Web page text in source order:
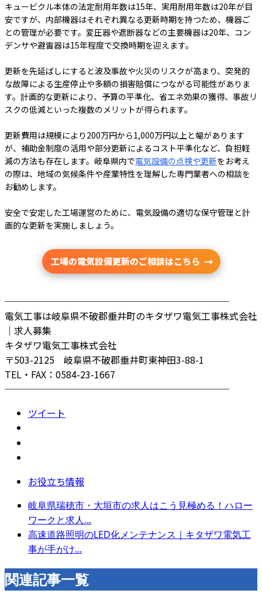
キュービクル本体の法定耐用年数は15年、実用耐用年数は20年が目
安ですが、内部機器はそれぞれ異なる更新時期を持つため、機器ご
との管理が必要です。変圧器や遮断器などの主要機器は20年、コン
デンサや避雷器は15年程度で交換時期を迎えます。
更新を先延ばしにすると波及事故や火災のリスクが高まり、突発的
な故障による生産停止や多額の損害賠償につながる可能性がありま
す。計画的な更新により、予算の平準化、省エネ効果の獲得、事故リ
スクの低減といった複数のメリットが得られます。
更新費用は規模により200万円から1,000万円以上と幅があります
が、補助金制度の活用や部分更新によるコスト平準化など、負担軽
減の方法も存在します。岐阜県内で電気設備の点検や更新をお考え
の際は、地域の気候条件や産業特性を理解した専門業者への相談を
お勧めします。
安全で安定した工場運営のために、電気設備の適切な保守管理と計
画的な更新を実施しましょう。
工場の電気設備更新のご相談はこちら
────────────────────────
電気工事は岐阜県不破郡垂井町のキタザワ電気工事株式会社
｜求人募集
キタザワ電気工事株式会社
〒503-2125 岐阜県不破郡垂井町東神田3-88-1
TEL・FAX：0584-23-1667
────────────────────────
ツイート
お役立ち情報
岐阜県瑞穂市・大垣市の求人はこう見極める！ハロー
ワークと求人...
高速道路照明のLED化メンテナンス｜キタザワ電気工
事が手がけ...
関連記事一覧